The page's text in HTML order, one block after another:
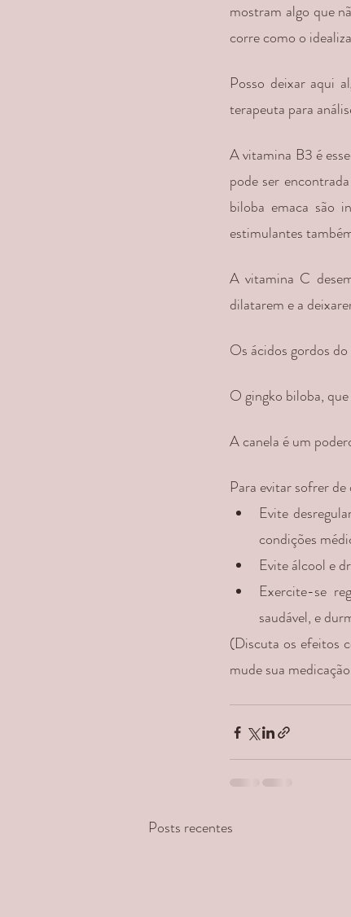
mostram algo que
corre como o
Posso deixar aqui
terapeuta para
A vitamina B3 é
pode ser
biloba emaca são
estimulantes
A vitamina C
dilatarem e a
Os ácidos gordos
O gingko biloba,
A canela é um
Para evitar sofrer
Evite
condições
Evite álcool e
Exercite-se
saudável, e
(Discuta os efeitos
mude sua
Posts recentes